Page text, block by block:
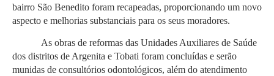
bairro São Benedito foram recapeadas, proporcionando um novo
aspecto e melhorias substanciais para os seus moradores.
As obras de reformas das Unidades Auxiliares de Saúde
dos distritos de Argenita e Tobati foram concluídas e serão
munidas de consultórios odontológicos, além do atendimento